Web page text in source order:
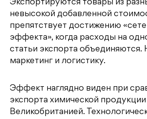
Экспортируются товары из
невысокой добавленной
препятствует достижению
эффекта», когда расходы на
статьи экспорта объединяются.
маркетинг и логистику.
Эффект наглядно виден при
экспорта химической
Великобританией.